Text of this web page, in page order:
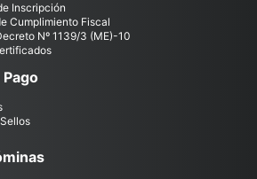
Inscripción
Cumplimiento Fiscal
Nº 1139/3 (ME)-10